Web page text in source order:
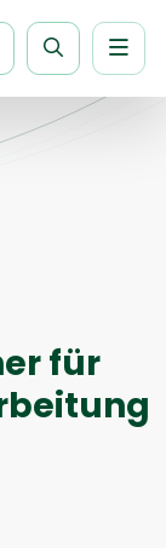
Seite
für